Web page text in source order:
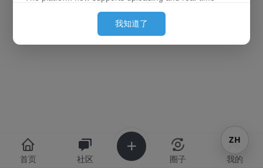
previews of 3D models. By default, they are loaded
behind the images. (Since placing them first can cause
P.S. Out of laziness, there is no progress bar when
uploading 3D model files. Once the upload is successful,
the filename will be displayed directly.
我知道了
首页 社区 圈子 我的
ZH